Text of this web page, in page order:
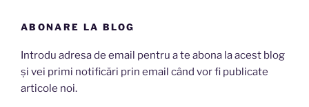
ABONARE LA BLOG
Introdu adresa de email pentru a te abona la acest blog
și vei primi notificări prin email când vor fi publicate
articole noi.